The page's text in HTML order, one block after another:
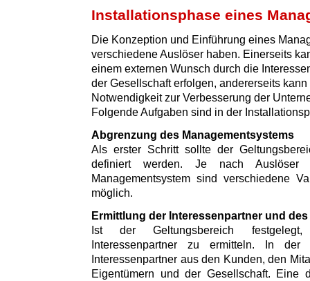
Installationsphase eines
Die Konzeption und Einführung eines
verschiedene Auslöser haben. Einerseits
einem externen Wunsch durch die
der Gesellschaft erfolgen, andererseits
Notwendigkeit zur Verbesserung der
Folgende Aufgaben sind in der
Abgrenzung des Managementsystems
Als erster Schritt sollte der
definiert werden. Je nach
Managementsystem sind verschiedene
möglich.
Ermittlung der Interessenpartner und
Ist der Geltungsbereich
Interessenpartner zu ermitteln. In
Interessenpartner aus den Kunden, den
Eigentümern und der Gesellschaft. Eine